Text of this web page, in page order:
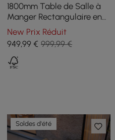
1800mm Table de Salle à
Manger Rectangulaire en
Verre pour 8 Personnes 4
Pieds en Bois Massif
New Prix Réduit
949,99 € 999,99 €
Soldes d'été